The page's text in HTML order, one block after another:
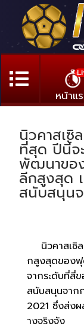
หน้าแ
นิวคาสเซิ
ที่สุด ปีนี้จ
พัฒนาขอ
ลีกสูงสุด
สนับสนุน
นิวคาสเซิล
กสูงสุดของ
จากระดับที่สี่
สนับสนุนจาก
2021 ซึ่งส่ง
างจริงจัง